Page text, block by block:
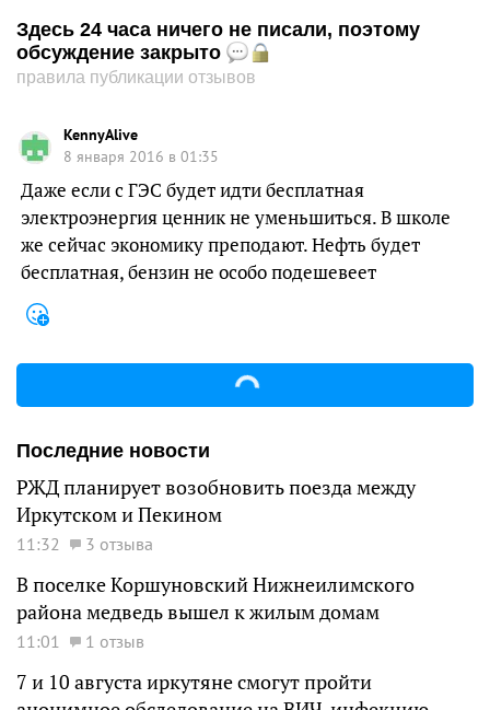
Здесь 24 часа ничего не писали, поэтому
обсуждение закрыто
правила публикации отзывов
KennyAlive
8 января 2016 в 01:35
Даже если с ГЭС будет идти бесплатная
электроэнергия ценник не уменьшиться. В школе
же сейчас экономику преподают. Нефть будет
бесплатная, бензин не особо подешевеет
Последние новости
РЖД планирует возобновить поезда между
Иркутском и Пекином
11:32 3 отзыва
В поселке Коршуновский Нижнеилимского
района медведь вышел к жилым домам
11:01 1 отзыв
7 и 10 августа иркутяне смогут пройти